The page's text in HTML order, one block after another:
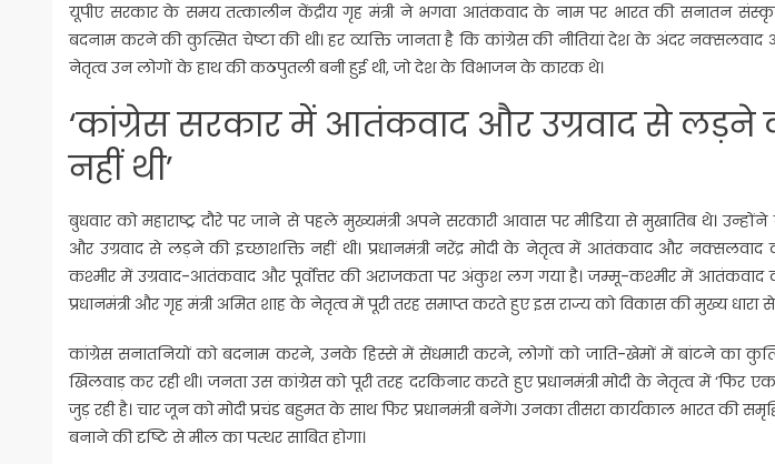
यूपीए सरकार के समय तत्कालीन केंद्रीय गृह मंत्री ने भगवा आतंकवाद के नाम पर भारत की सनातन
बदनाम करने की कुत्सित चेष्टा की थी। हर व्यक्ति जानता है कि कांग्रेस की नीतियां देश के अंदर
नेतृत्व उन लोगों के हाथ की कठपुतली बनी हुई थी, जो देश के विभाजन के कारक थे।
‘कांग्रेस सरकार में आतंकवाद और उग्रवाद से लड़ने
नहीं थी’
बुधवार को महाराष्ट्र दौरे पर जाने से पहले मुख्यमंत्री अपने सरकारी आवास पर मीडिया से मुखातिब थे।
और उग्रवाद से लड़ने की इच्छाशक्ति नहीं थी। प्रधानमंत्री नरेंद्र मोदी के नेतृत्व में आतंकवाद और
कश्मीर में उग्रवाद-आतंकवाद और पूर्वोत्तर की अराजकता पर अंकुश लग गया है। जम्मू-कश्मीर में
प्रधानमंत्री और गृह मंत्री अमित शाह के नेतृत्व में पूरी तरह समाप्त करते हुए इस राज्य को विकास की मुख्य धारा से
कांग्रेस सनातनियों को बदनाम करने, उनके हिस्से में सेंधमारी करने, लोगों को जाति-खेमों में बांटने का
खिलवाड़ कर रही थी। जनता उस कांग्रेस को पूरी तरह दरकिनार करते हुए प्रधानमंत्री मोदी के नेतृत्व में ‘फिर
जुड़ रही है। चार जून को मोदी प्रचंड बहुमत के साथ फिर प्रधानमंत्री बनेंगे। उनका तीसरा कार्यकाल भारत की
बनाने की दृष्टि से मील का पत्थर साबित होगा।